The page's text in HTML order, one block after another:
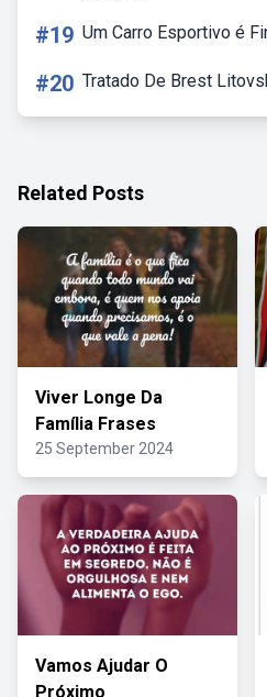
#19 Um Carro Esportivo é
#20 Tratado De Brest
Related Posts
Viver Longe Da
Família Frases
25 September 2024
Vamos Ajudar O
Próximo